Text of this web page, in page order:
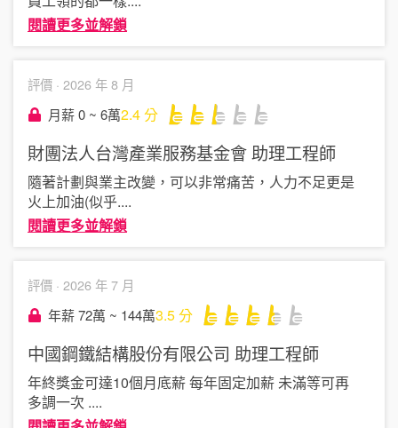
閱讀更多並解鎖
評價 · 2026 年 8 月
月薪 0 ~ 6萬2.4分
財團法人台灣產業服務基金會助理工程師
隨著計劃與業主改變，可以非常痛苦，人力不足更是
火上加油(似乎....
閱讀更多並解鎖
評價 · 2026 年 7 月
年薪 72萬 ~ 144萬3.5分
中國鋼鐵結構股份有限公司 助理工程師
年終獎金可達10個月底薪 每年固定加薪 未滿等可再
多調一次 ....